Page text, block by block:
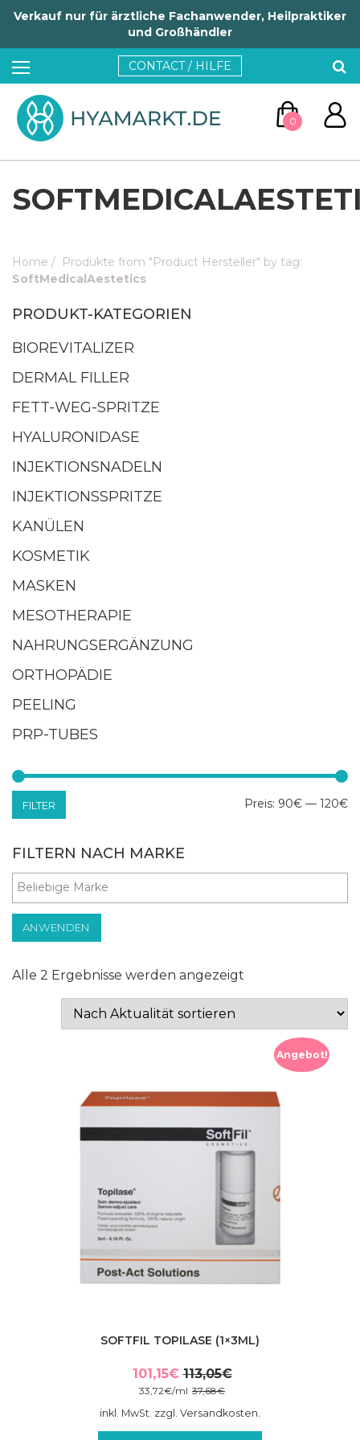
Verkauf nur für ärztliche Fachanwender, Heilpraktiker
und Großhändler
CONTACT / HILFE
0
ZUM WARENKORB
Home / Produkte from "Product Hersteller" by tag:
SoftMedicalAestetics
PRODUKT-KATEGORIEN
BIOREVITALIZER
DERMAL FILLER
FETT-WEG-SPRITZE
HYALURONIDASE
INJEKTIONSNADELN
INJEKTIONSSPRITZE
KANÜLEN
KOSMETIK
MASKEN
MESOTHERAPIE
NAHRUNGSERGÄNZUNG
ORTHOPÄDIE
PEELING
PRP-TUBES
FILTER Preis: 90€ — 120€
FILTERN NACH MARKE
ANWENDEN
Alle 2 Ergebnisse werden angezeigt
Angebot!
SOFTFIL TOPILASE (1×3ML)
113,05€
Ursprünglicher
war:
101,15€
Aktueller
ist:
37,68€
33,72€/ml
inkl. MwSt. zzgl. Versandkosten.